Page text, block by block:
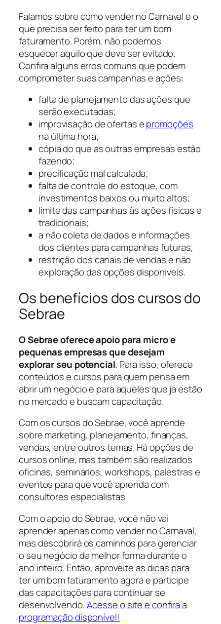
Falamos sobre como vender no Carnaval e o
que precisa ser feito para ter um bom
faturamento. Porém, não podemos
esquecer aquilo que deve ser evitado.
Confira alguns erros comuns que podem
comprometer suas campanhas e ações:
falta de planejamento das ações que
serão executadas;
improvisação de ofertas epromoções
na última hora;
cópia do que as outras empresas estão
fazendo;
precificação mal calculada;
falta de controle do estoque, com
investimentos baixos ou muito altos;
limite das campanhas às ações físicas e
tradicionais;
a não coleta de dados e informações
dos clientes para campanhas futuras;
restrição dos canais de vendas e não
exploração das opções disponíveis.
Os benefícios dos cursos do
Sebrae
O Sebrae oferece apoio para micro e
pequenas empresasque desejam
explorar seu potencial. Para isso, oferece
conteúdos e cursos para quem pensa em
abrir um negócio e para aqueles que já estão
no mercado e buscam capacitação.
Com os cursos do Sebrae, você aprende
sobre marketing, planejamento, finanças,
vendas, entre outros temas. Há opções de
cursos online, mas também são realizados
oficinas, seminários, workshops, palestras e
eventos para que você aprenda com
consultores especialistas.
Com o apoio do Sebrae, você não vai
aprender apenas como vender no Carnaval,
mas descobrirá os caminhos para gerenciar
o seu negócio da melhor forma durante o
ano inteiro. Então, aproveite as dicas para
ter um bom faturamento agora e participe
das capacitações para continuar se
desenvolvendo.Acesse o site e confira a
programação disponível!